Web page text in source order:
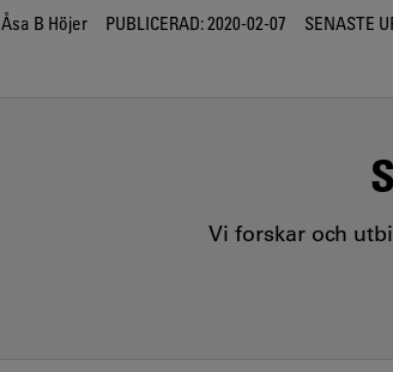
Åsa B Höjer PUBLICERAD:2020-02-07 SENASTE
Vi forskar och